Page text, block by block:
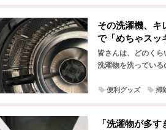
その洗濯機、
で「めちゃスッ
皆さんは、どのく
洗濯物を洗ってい
便利グッズ 掃
「洗濯物が多